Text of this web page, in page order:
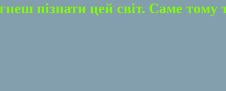
пізнати цей світ. Саме тому